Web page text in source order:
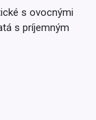
s ovocnými
s príjemným